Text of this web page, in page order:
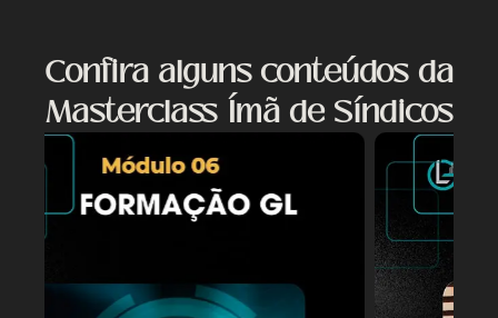
Confira alguns conteúdos da
Masterclass Ímã de Síndicos